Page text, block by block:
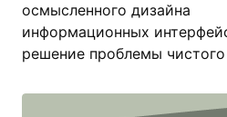
осмысленного дизайна
информационных
решение проблемы чистого